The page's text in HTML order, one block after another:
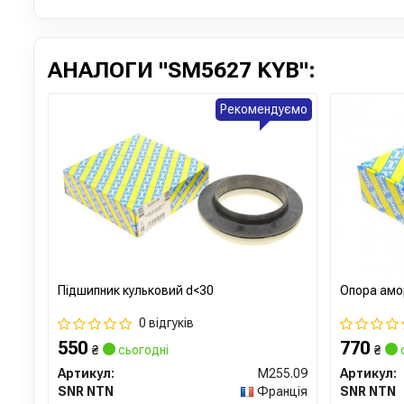
АНАЛОГИ "SM5627 KYB":
Підшипник кульковий d<30
0 відгуків
550 ₴
сьогодні
Артикул:
M255.09
SNR NTN
Франція
Рекомендуємо
Опора
770 ₴
Артикул:
SNR NTN